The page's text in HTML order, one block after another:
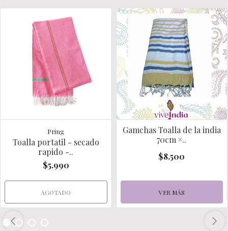
Pring
Toalla portatil - secado
rapido -..
$5.990
AGOTADO
Gamchas Toalla de la india
70cm ×..
$8.500
VER MÁS